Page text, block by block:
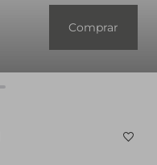
Comprar